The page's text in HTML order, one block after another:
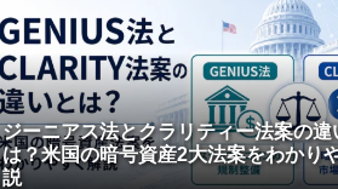
ジーニアス法とクラリティー法案の違
は？米国の暗号資産2大法案をわかり
説